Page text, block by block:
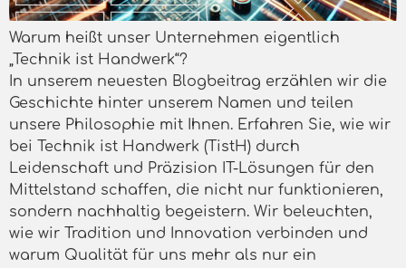
Warum heißt unser Unternehmen eigentlich
„Technik ist Handwerk“?
In unserem neuesten Blogbeitrag erzählen wir die
Geschichte hinter unserem Namen und teilen
unsere Philosophie mit Ihnen. Erfahren Sie, wie wir
bei Technik ist Handwerk (TistH) durch
Leidenschaft und Präzision IT-Lösungen für den
Mittelstand schaffen, die nicht nur funktionieren,
sondern nachhaltig begeistern. Wir beleuchten,
wie wir Tradition und Innovation verbinden und
warum Qualität für uns mehr als nur ein